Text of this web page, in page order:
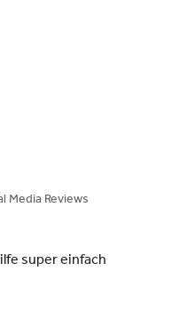
Media Reviews
super einfach